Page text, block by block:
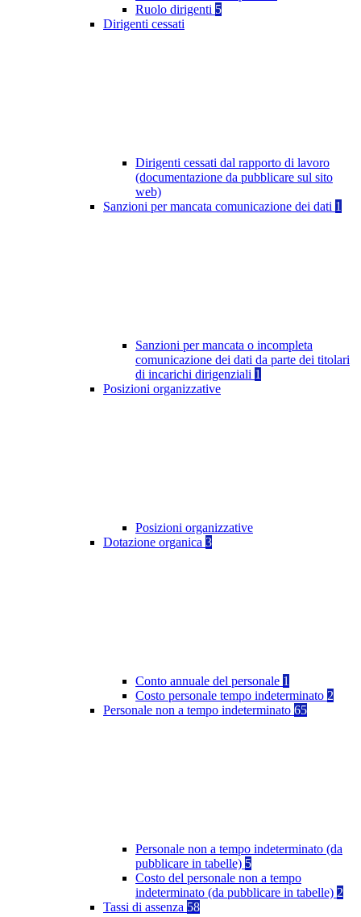
Ruolo dirigenti 5
Dirigenti cessati
Dirigenti cessati dal rapporto di lavoro
(documentazione da pubblicare sul sito
web)
Sanzioni per mancata comunicazione dei dati 1
Sanzioni per mancata o incompleta
comunicazione dei dati da parte dei titolari
di incarichi dirigenziali 1
Posizioni organizzative
Posizioni organizzative
Dotazione organica 3
Conto annuale del personale 1
Costo personale tempo indeterminato 2
Personale non a tempo indeterminato 65
Personale non a tempo indeterminato (da
pubblicare in tabelle) 5
Costo del personale non a tempo
indeterminato (da pubblicare in tabelle) 2
Tassi di assenza 58